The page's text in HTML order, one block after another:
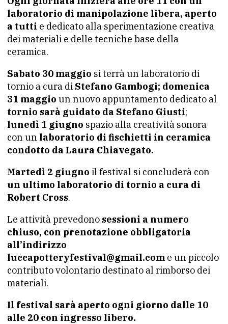
laboratorio di manipolazione libera, aperto
a tutti e dedicato alla sperimentazione creativa
dei materiali e delle tecniche base della
ceramica.
Sabato 30 maggio si terrà un laboratorio di
tornio a cura di Stefano Gambogi; domenica
31 maggio un nuovo appuntamento dedicato al
tornio sarà guidato da Stefano Giusti;
lunedì 1 giugno spazio alla creatività sonora
con un laboratorio di fischietti in ceramica
condotto da Laura Chiavegato.
Martedì 2 giugno il festival si concluderà con
un ultimo laboratorio di tornio a cura di
Robert Cross.
Le attività prevedono sessioni a numero
chiuso, con prenotazione obbligatoria
all’indirizzo
luccapotteryfestival@gmail.com e un piccolo
contributo volontario destinato al rimborso dei
materiali.
Il festival sarà aperto ogni giorno dalle 10
alle 20 con ingresso libero.